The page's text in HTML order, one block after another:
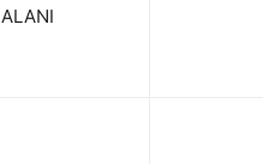
ALANI